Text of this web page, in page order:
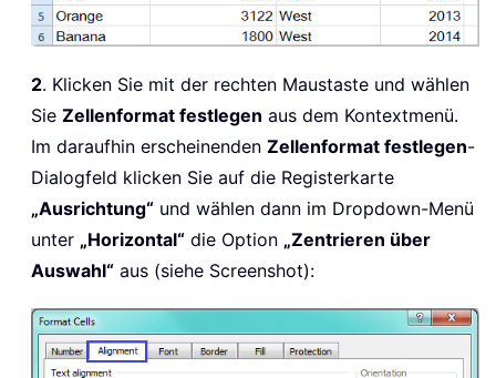
2. Klicken Sie mit der rechten Maustaste und wählen
Sie Zellenformat festlegen aus dem Kontextmenü.
Im daraufhin erscheinenden Zellenformat festlegen-
Dialogfeld klicken Sie auf die Registerkarte
„Ausrichtung“ und wählen dann im Dropdown-Menü
unter „Horizontal“ die Option „Zentrieren über
Auswahl“ aus (siehe Screenshot):